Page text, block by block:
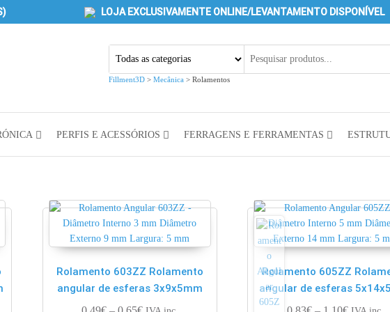
LOJA EXCLUSIVAMENTE ONLINE/LEVANTAMENTO DISPONÍVEL
Fillment3D > Mecânica > Rolamentos
PERFIS E ACESSÓRIOS FERRAGENS E FERRAMENTAS
through 0.68€
Rolamento 603ZZ Rolamento
angular de esferas 3x9x5mm
Price range: 0.49€ through 0.65€
Rolamento 605ZZ
angular de esferas
Price